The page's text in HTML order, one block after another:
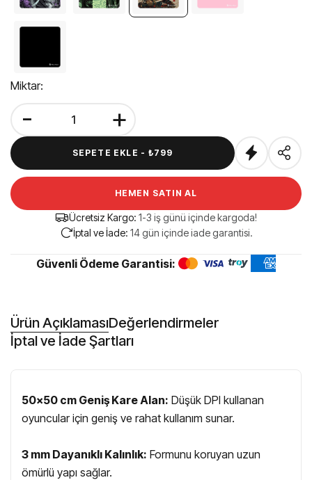
Miktar:
- +
SEPETE EKLE - ₺799
HEMEN SATIN AL
Ücretsiz Kargo: 1-3 iş günü içinde kargoda!
İptal ve İade: 14 gün içinde iade garantisi.
Güvenli Ödeme Garantisi:
Ürün AçıklamasıDeğerlendirmeler
İptal ve İade Şartları
50x50 cm Geniş Kare Alan: Düşük DPI kullanan
oyuncular için geniş ve rahat kullanım sunar.
3 mm Dayanıklı Kalınlık: Formunu koruyan uzun
ömürlü yapı sağlar.